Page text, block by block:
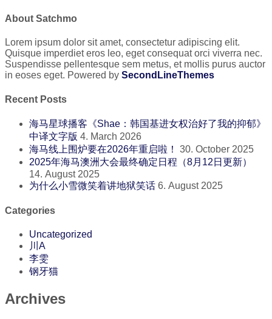
About Satchmo
Lorem ipsum dolor sit amet, consectetur adipiscing elit.
Quisque imperdiet eros leo, eget consequat orci viverra nec.
Suspendisse pellentesque sem metus, et mollis purus auctor
in eoses eget. Powered by SecondLineThemes
Recent Posts
海马星球播客《Shae：韩国基进女权治好了我的抑郁》
中译文字版 4. March 2026
海马线上围炉要在2026年重启啦！
30. October 2025
2025年海马澳洲大会最终确定日程（8月12日更新）
14. August 2025
为什么小雪微笑着讲地狱笑话 6. August 2025
Categories
Uncategorized
川A
李雯
钢牙猫
Archives